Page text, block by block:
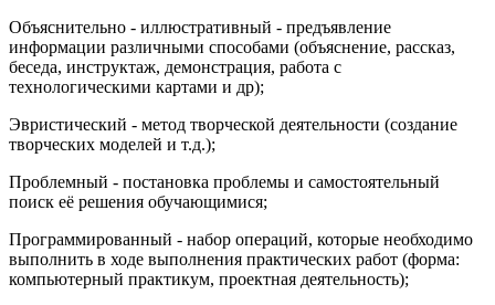
Объяснительно - иллюстративный - предъявление
информации различными способами (объяснение, рассказ,
беседа, инструктаж, демонстрация, работа с
технологическими картами и др);
Эвристический - метод творческой деятельности (создание
творческих моделей и т.д.);
Проблемный - постановка проблемы и самостоятельный
поиск её решения обучающимися;
Программированный - набор операций, которые необходимо
выполнить в ходе выполнения практических работ (форма:
компьютерный практикум, проектная деятельность);